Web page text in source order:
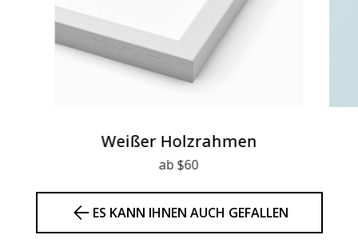
Weißer Holzrahmen
ab $60
ES KANN IHNEN AUCH GEFALLEN